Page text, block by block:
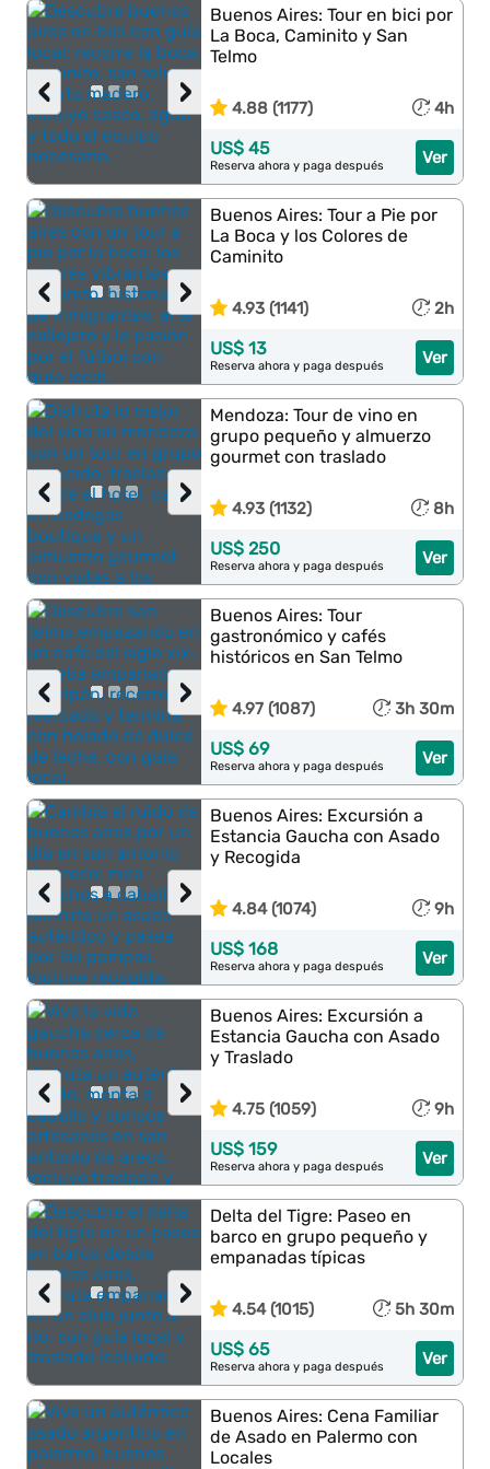
›
‹
Buenos Aires: Tour en bici por
La Boca, Caminito y San
Telmo
4.88 (1177) 4h
Ver
US$ 45
Reserva ahora y paga después
›
‹
Buenos Aires: Tour a Pie por
La Boca y los Colores de
Caminito
4.93 (1141) 2h
Ver
US$ 13
Reserva ahora y paga después
›
‹
Mendoza: Tour de vino en
grupo pequeño y almuerzo
gourmet con traslado
4.93 (1132) 8h
Ver
US$ 250
Reserva ahora y paga después
›
‹
Buenos Aires: Tour
gastronómico y cafés
históricos en San Telmo
4.97 (1087) 3h 30m
Ver
US$ 69
Reserva ahora y paga después
›
‹
Buenos Aires: Excursión a
Estancia Gaucha con Asado
y Recogida
4.84 (1074) 9h
Ver
US$ 168
Reserva ahora y paga después
›
‹
Buenos Aires: Excursión a
Estancia Gaucha con Asado
y Traslado
4.75 (1059) 9h
Ver
US$ 159
Reserva ahora y paga después
›
‹
Delta del Tigre: Paseo en
barco en grupo pequeño y
empanadas típicas
4.54 (1015) 5h 30m
Ver
US$ 65
Reserva ahora y paga después
Buenos Aires: Cena Familiar
de Asado en Palermo con
Locales